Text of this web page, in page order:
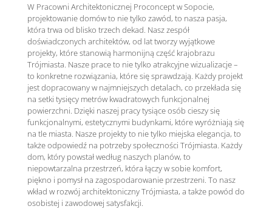
W Pracowni Architektonicznej Proconcept w Sopocie,
projektowanie domów to nie tylko zawód, to nasza pasja,
która trwa od blisko trzech dekad. Nasz zespół
doświadczonych architektów, od lat tworzy wyjątkowe
projekty, które stanowią harmonijną część krajobrazu
Trójmiasta. Nasze prace to nie tylko atrakcyjne wizualizacje –
to konkretne rozwiązania, które się sprawdzają. Każdy projekt
jest dopracowany w najmniejszych detalach, co przekłada się
na setki tysięcy metrów kwadratowych funkcjonalnej
powierzchni. Dzięki naszej pracy tysiące osób cieszy się
funkcjonalnymi, estetycznymi budynkami, które wyróżniają się
na tle miasta. Nasze projekty to nie tylko miejska elegancja, to
także odpowiedź na potrzeby społeczności Trójmiasta. Każdy
dom, który powstał według naszych planów, to
niepowtarzalna przestrzeń, która łączy w sobie komfort,
piękno i pomysł na zagospodarowanie przestrzeni. To nasz
wkład w rozwój architektoniczny Trójmiasta, a także powód do
osobistej i zawodowej satysfakcji.